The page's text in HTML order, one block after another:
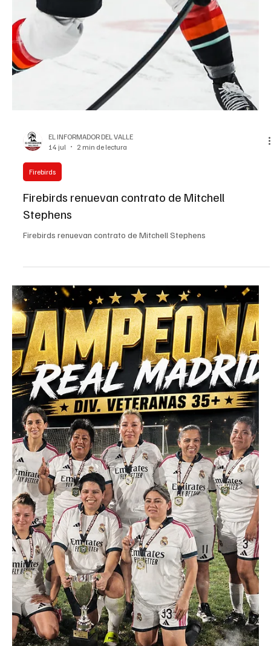
EL INFORMADOR DEL VALLE
15 jul
2 min de lectura
Deportes
España y Argentina van por la gloria mundial;
Francia e Inglaterra disputarán el tercer lugar
España y Argentina van por la gloria mundial; Francia e Inglaterra
disputarán el tercer lugar